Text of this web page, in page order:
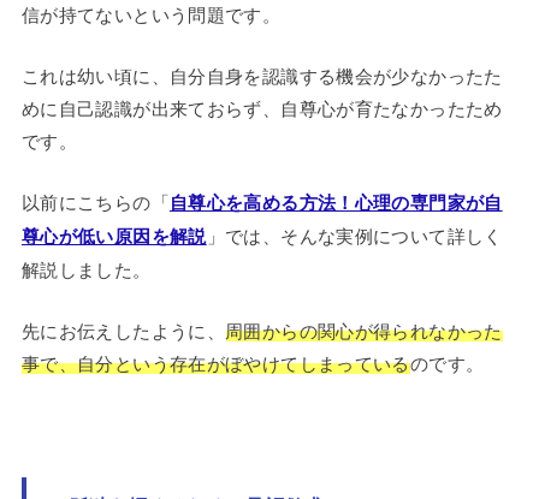
信が持てないという問題です。
これは幼い頃に、自分自身を認識する機会が少なかったた
めに自己認識が出来ておらず、自尊心が育たなかったため
です。
以前にこちらの「自尊心を高める方法！心理の専門家が自
尊心が低い原因を解説」では、そんな実例について詳しく
解説しました。
先にお伝えしたように、 周囲からの関心が得られなかった
事で、自分という存在がぼやけてしまっているのです。